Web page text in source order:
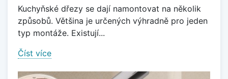
Kuchyňské dřezy se dají namontovat na několik
způsobů. Většina je určených výhradně pro jeden
typ montáže. Existují...
Číst více